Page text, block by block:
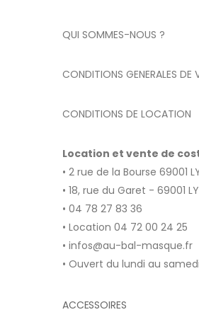
QUI SOMMES-NOUS ?
CONDITIONS GENERALES DE
CONDITIONS DE LOCATION
Location et vente de
• 2 rue de la Bourse 69001
• 18, rue du Garet - 69001
• 04 78 27 83 36
• Location 04 72 00 24 25
• infos@au-bal-masque.fr
• Ouvert du lundi au
ACCESSOIRES